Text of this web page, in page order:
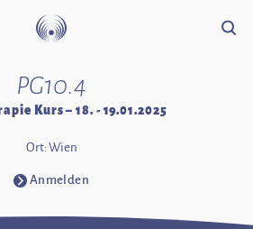
Suche
PG10.4
Kurs – 18. - 19.01.2025
Ort: Wien
⧁ Anmelden